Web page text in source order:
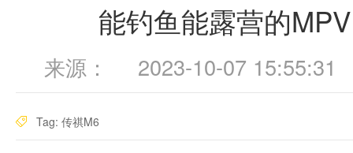
能钓鱼能露营的
来源： 2023-10-07 15:55:31
Tag: 传祺M6